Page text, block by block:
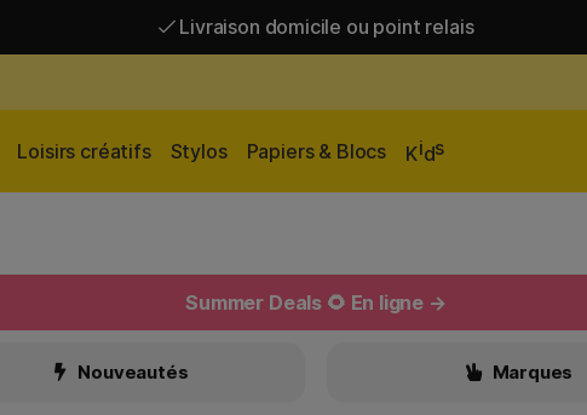
Livraison domicile ou point relais
Loisirs créatifs Stylos Papiers & Blocs Kids
Summer Deals 🌻 En ligne →
Nouveautés Marques